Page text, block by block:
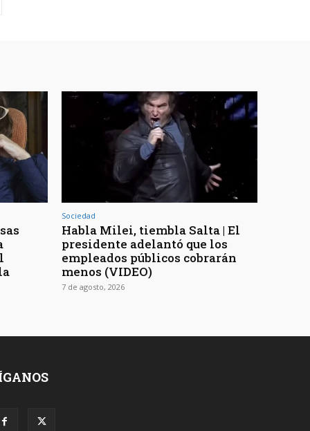
Sociedad
Habla Milei, tiembla Salta | El
presidente adelantó que los
empleados públicos cobrarán
menos (VIDEO)
7 de agosto, 2026